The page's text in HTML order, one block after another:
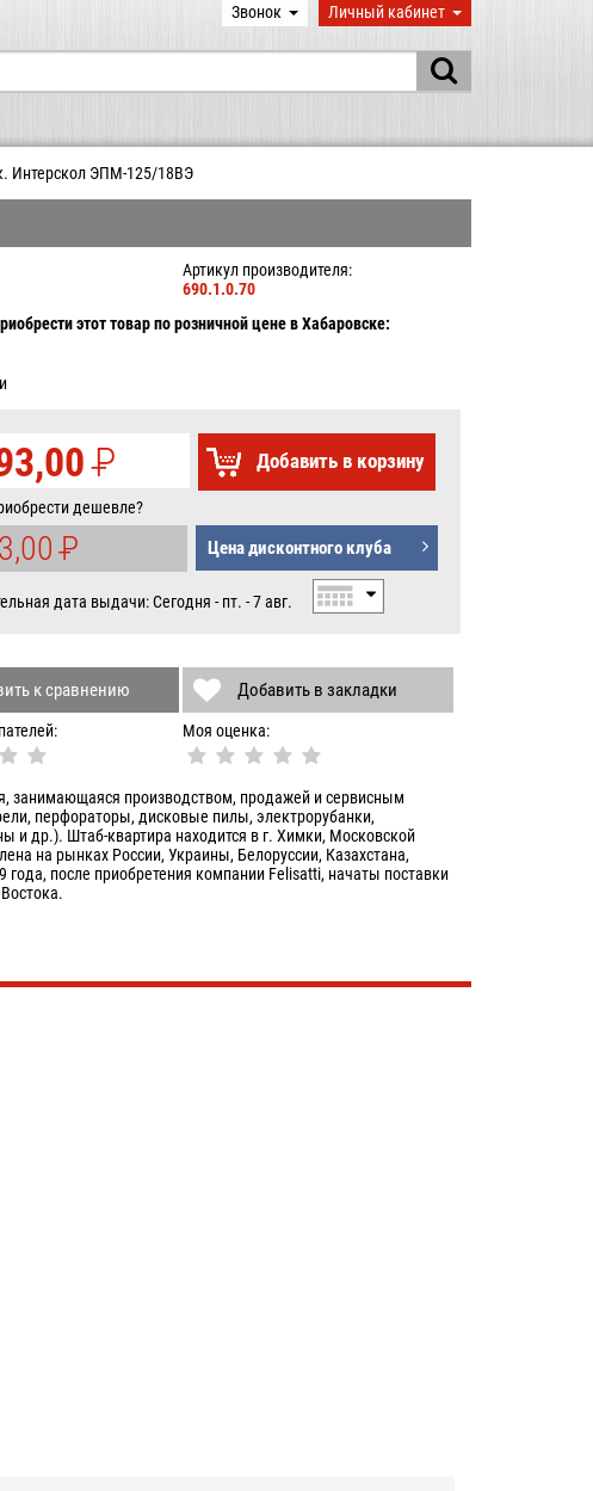
Звонок Личный кабинет
Интерскол ЭПМ-125/18ВЭ
Артикул производителя:
690.1.0.70
этот товар по розничной цене в Хабаровске:
P
УБ.
Добавить в корзину
дешевле?
P
УБ.
Цена дисконтного клуба
дата выдачи: Сегодня - пт. - 7 авг.
к сравнению Добавить в закладки
Моя оценка:
занимающаяся производством, продажей и сервисным
перфораторы, дисковые пилы, электрорубанки,
др.). Штаб-квартира находится в г. Химки, Московской
на рынках России, Украины, Белоруссии, Казахстана,
года, после приобретения компании Felisatti, начаты поставки